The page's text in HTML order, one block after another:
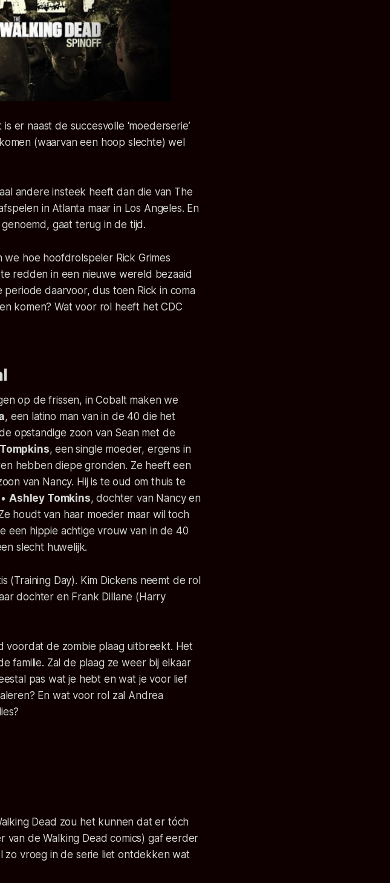
er naast de succesvolle ‘moederserie’
(waarvan een hoop slechte) wel
andere insteek heeft dan die van The
in Atlanta maar in Los Angeles. En
gaat terug in de tijd.
hoe hoofdrolspeler Rick Grimes
redden in een nieuwe wereld bezaaid
daarvoor, dus toen Rick in coma
komen? Wat voor rol heeft het CDC
op de frissen, in Cobalt maken we
, een latino man van in de 40 die het
opstandige zoon van Sean met de
, een single moeder, ergens in
hebben diepe gronden. Ze heeft een
van Nancy. Hij is te oud om thuis te
•Ashley Tomkins, dochter van Nancy en
houdt van haar moeder maar wil toch
een hippie achtige vrouw van in de 40
slecht huwelijk.
(Training Day). Kim Dickens neemt de rol
dochter en Frank Dillane (Harry
voordat de zombie plaag uitbreekt. Het
familie. Zal de plaag ze weer bij elkaar
pas wat je hebt en wat je voor lief
En wat voor rol zal Andrea
Dead zou het kunnen dat er tóch
van de Walking Dead comics) gaf eerder
zo vroeg in de serie liet ontdekken wat